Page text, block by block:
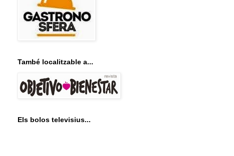
També localitzable a...
Els bolos televisius...